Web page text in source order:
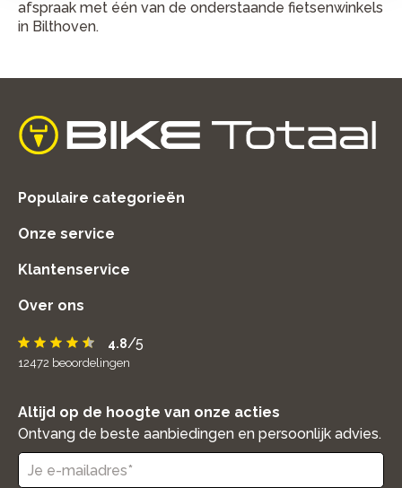
afspraak met één van de onderstaande fietsenwinkels
in Bilthoven.
home
Populaire categorieën
Onze service
Klantenservice
Over ons
4.8/5
12472 beoordelingen
Altijd op de hoogte van onze acties
Ontvang de beste aanbiedingen en persoonlijk advies.